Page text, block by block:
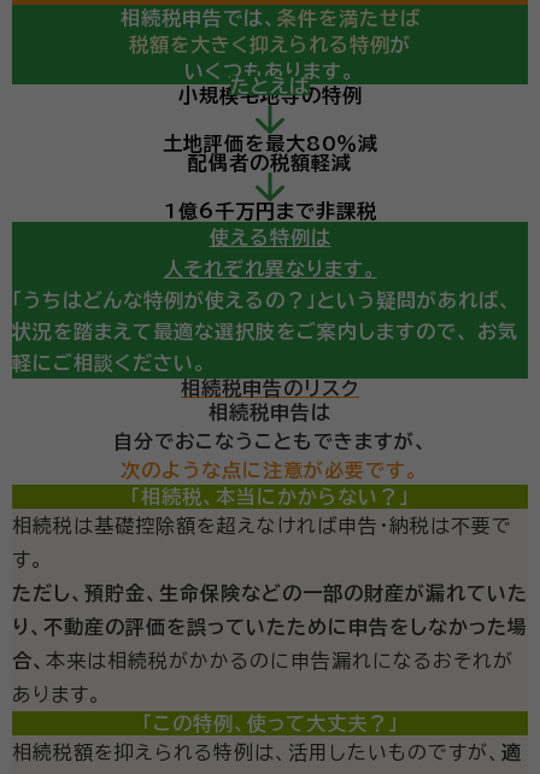
計算の結果、
相続税の申告が必要になりそう・・・
という診断が出ても、
ここからが重要です。
相続税申告では、 条件を満たせば
税額を大きく抑えられる特例 が
いくつもあります。
たとえば
小規模宅地等の特例
土地評価を最大80％減
配偶者の税額軽減
1億6千万円まで非課税
使える特例は
人それぞれ異なります。
「うちはどんな特例が使えるの？」という疑問があれば、
状況を踏まえて最適な選択肢をご案内しますので、
お気
軽にご相談ください。
相続税申告のリスク
相続税申告は
自分でおこなうこともできますが、
次のような点に注意が必要です。
「相続税、本当にかからない？」
相続税は基礎控除額を超えなければ申告・納税は不要で
す。
ただし、預貯金、生命保険などの一部の財産が漏れていた
り、不動産の評価を誤っていたために申告をしなかった場
合、 本来は相続税がかかるのに申告漏れになるおそれが
あります。
「この特例、使って大丈夫？」
相続税額を抑えられる特例は、活用したいものですが、 適